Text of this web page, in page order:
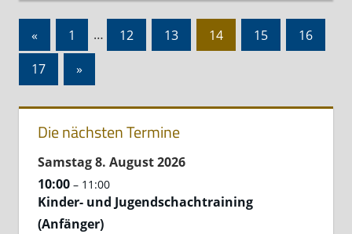
Seitennummerierung
der
Beiträge
« Vorherige
Beiträge
1 … 12 13 14 15
16
17
Nächste
Beiträge
»
Die nächsten Termine
Samstag8. August2026
10:00 – 11:00
Kinder- und Jugendschachtraining
(Anfänger)